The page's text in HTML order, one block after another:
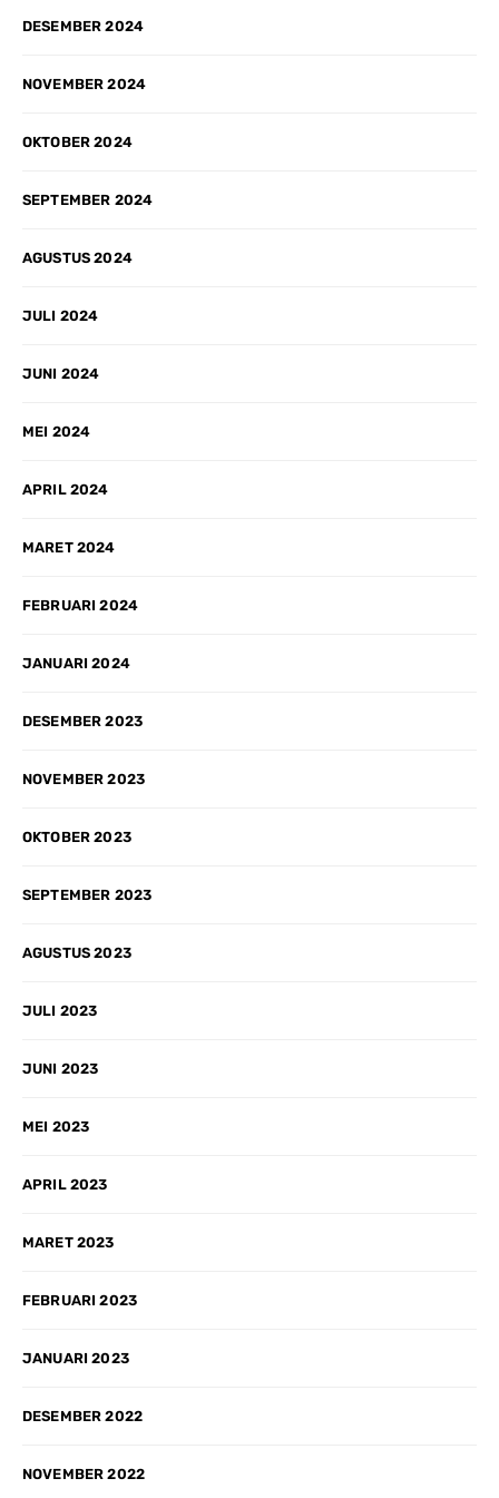
DESEMBER 2024
NOVEMBER 2024
OKTOBER 2024
SEPTEMBER 2024
AGUSTUS 2024
JULI 2024
JUNI 2024
MEI 2024
APRIL 2024
MARET 2024
FEBRUARI 2024
JANUARI 2024
DESEMBER 2023
NOVEMBER 2023
OKTOBER 2023
SEPTEMBER 2023
AGUSTUS 2023
JULI 2023
JUNI 2023
MEI 2023
APRIL 2023
MARET 2023
FEBRUARI 2023
JANUARI 2023
DESEMBER 2022
NOVEMBER 2022